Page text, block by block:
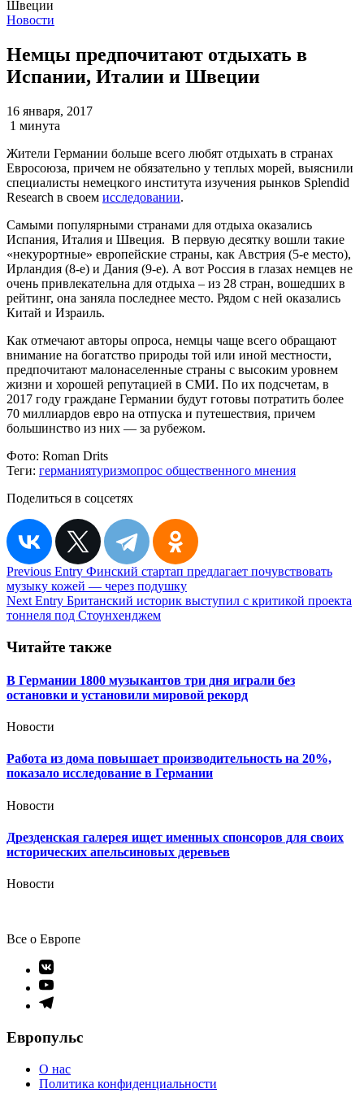
Новости
Немцы предпочитают отдыхать в
Испании, Италии и Швеции
16 января, 2017
1 минута
Жители Германии больше всего любят отдыхать в странах
Евросоюза, причем не обязательно у теплых морей, выяснили
специалисты немецкого института изучения рынков Splendid
Research в своем исследовании.
Самыми популярными странами для отдыха оказались
Испания, Италия и Швеция. В первую десятку вошли такие
«некурортные» европейские страны, как Австрия (5-е место),
Ирландия (8-е) и Дания (9-е). А вот Россия в глазах немцев не
очень привлекательна для отдыха – из 28 стран, вошедших в
рейтинг, она заняла последнее место. Рядом с ней оказались
Китай и Израиль.
Как отмечают авторы опроса, немцы чаще всего обращают
внимание на богатство природы той или иной местности,
предпочитают малонаселенные страны с высоким уровнем
жизни и хорошей репутацией в СМИ. По их подсчетам, в
2017 году граждане Германии будут готовы потратить более
70 миллиардов евро на отпуска и путешествия, причем
большинство из них — за рубежом.
Фото: Roman Drits
Теги: германиятуризмопрос общественного мнения
Поделиться в соцсетях
Навигация
по
записям
Previous Entry Финский стартап предлагает почувствовать
музыку кожей — через подушку
Next Entry Британский историк выступил с критикой проекта
тоннеля под Стоунхенджем
Читайте также
В Германии 1800 музыкантов три дня играли без
остановки и установили мировой рекорд
Новости
Работа из дома повышает производительность на 20%,
показало исследование в Германии
Новости
Дрезденская галерея ищет именных спонсоров для своих
исторических апельсиновых деревьев
Новости
Все о Европе
Элемент
меню
Элемент
меню
Элемент
Европульс
О нас
Политика конфиденциальности